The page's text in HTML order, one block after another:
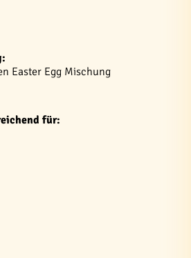
Easter Egg Mischung
für: